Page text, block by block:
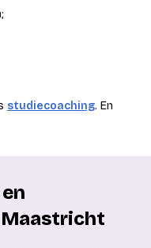
studiecoaching. En
Maastricht